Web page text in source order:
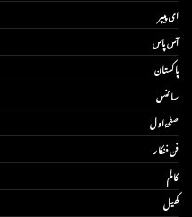
ای پیپر
آس پاس
پاکستان
سائنس
صفحۂ اول
فن فنکار
کالم
کھیل